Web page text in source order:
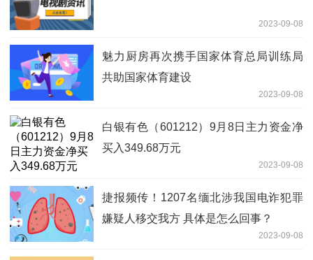
2023-09-08
魅力厨房再次携手国家体育总局训练局
共助国家体育建设
2023-09-08
白银有色（601212）9月8日主力资金净
买入349.68万元
2023-09-08
捷报频传！1207名缅北涉我国电诈犯罪
嫌疑人移交我方 具体是怎么回事？
2023-09-08